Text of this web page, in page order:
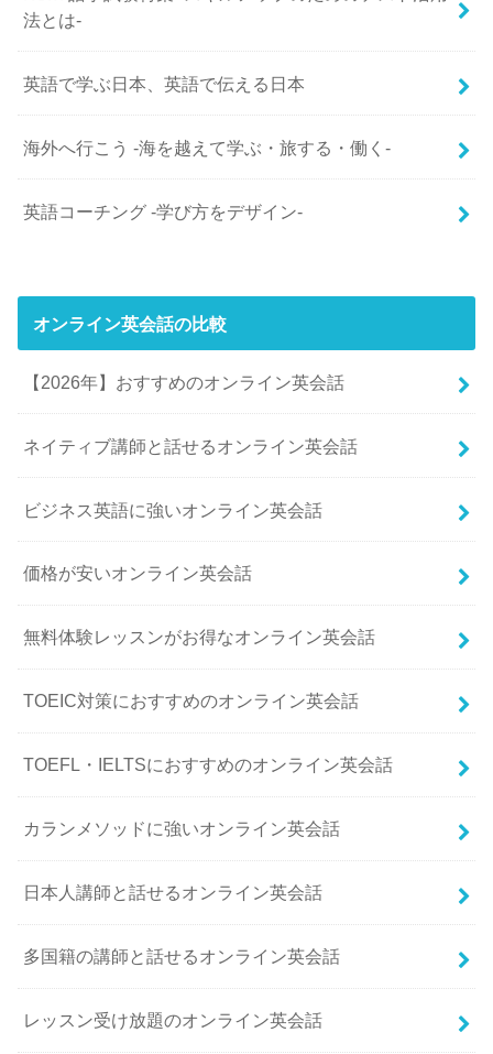
法とは-
英語で学ぶ日本、英語で伝える日本
海外へ行こう -海を越えて学ぶ・旅する・働く-
英語コーチング -学び方をデザイン-
オンライン英会話の比較
【2026年】おすすめのオンライン英会話
ネイティブ講師と話せるオンライン英会話
ビジネス英語に強いオンライン英会話
価格が安いオンライン英会話
無料体験レッスンがお得なオンライン英会話
TOEIC対策におすすめのオンライン英会話
TOEFL・IELTSにおすすめのオンライン英会話
カランメソッドに強いオンライン英会話
日本人講師と話せるオンライン英会話
多国籍の講師と話せるオンライン英会話
レッスン受け放題のオンライン英会話